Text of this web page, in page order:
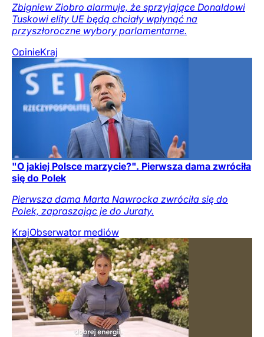
Zbigniew Ziobro alarmuje, że sprzyjające Donaldowi
Tuskowi elity UE będą chciały wpłynąć na
przyszłoroczne wybory parlamentarne.
OpinieKraj
"O jakiej Polsce marzycie?". Pierwsza dama zwróciła
się do Polek
Pierwsza dama Marta Nawrocka zwróciła się do
Polek, zapraszając je do Juraty.
KrajObserwator mediów